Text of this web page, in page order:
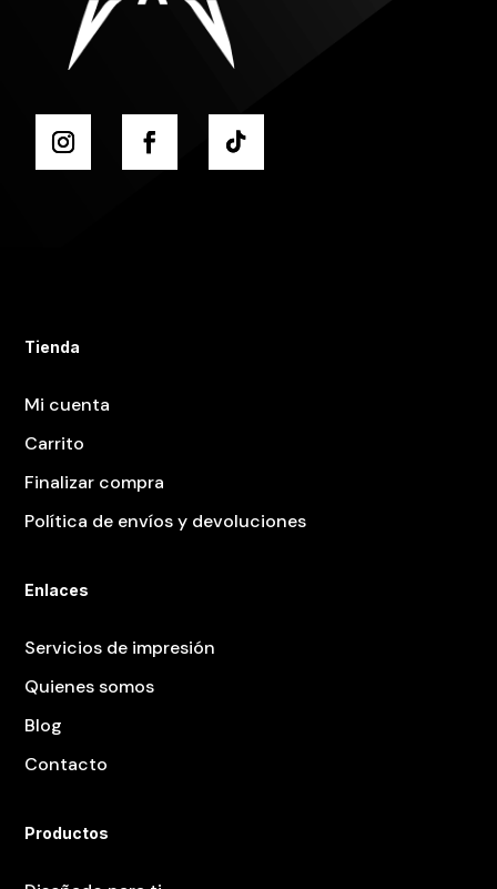
Tienda
Mi cuenta
Carrito
Finalizar compra
Política de envíos y devoluciones
Enlaces
Servicios de impresión
Quienes somos
Blog
Contacto
Productos